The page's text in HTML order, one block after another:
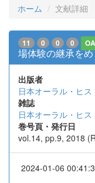
ホーム 文献詳細
11 0 0 0 OA
場体験の継承を
出版者
日本オーラル・ヒス
雑誌
日本オーラル・ヒ
巻号頁・発行日
vol.14, pp.9, 2018
2024-01-06